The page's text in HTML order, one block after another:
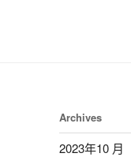
Archives
2023年10 月